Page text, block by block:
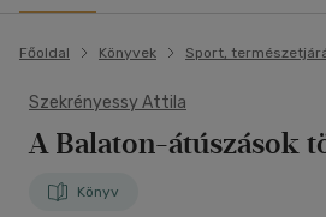
Főoldal Könyvek Sport,
Szekrényessy Attila
A Balaton-átúszások
Könyv